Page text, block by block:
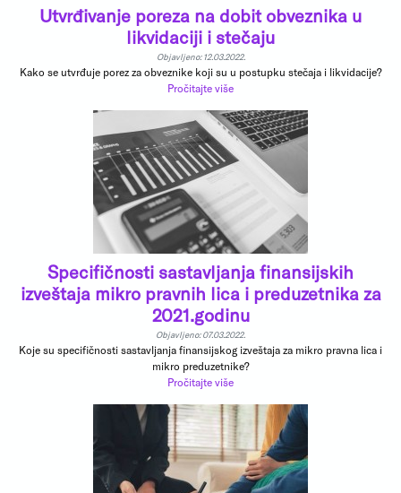
Utvrđivanje poreza na dobit obveznika u
likvidaciji i stečaju
Objavljeno: 12.03.2022.
Kako se utvrđuje porez za obveznike koji su u postupku stečaja i likvidacije?
Pročitajte više
Specifičnosti sastavljanja finansijskih
izveštaja mikro pravnih lica i preduzetnika za
2021.godinu
Objavljeno: 07.03.2022.
Koje su specifičnosti sastavljanja finansijskog izveštaja za mikro pravna lica i
mikro preduzetnike?
Pročitajte više